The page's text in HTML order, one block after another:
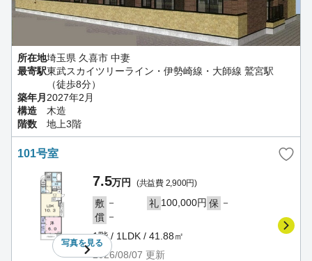
所在地埼玉県 久喜市 中妻
最寄駅東武スカイツリーライン・伊勢崎線・大師線 鷲宮駅
（徒歩8分）
築年月 2027年2月
構造
木造
階数
地上3階
101号室
写真を見る
7.5万円 (共益費 2,900円)
敷 － 礼 100,000円 保 －
償 －
1階 / 1LDK / 41.88㎡
2026/08/07 更新